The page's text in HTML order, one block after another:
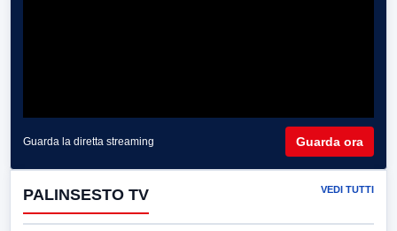
Guarda la diretta streaming Guarda ora
PALINSESTO TV VEDI TUTTI